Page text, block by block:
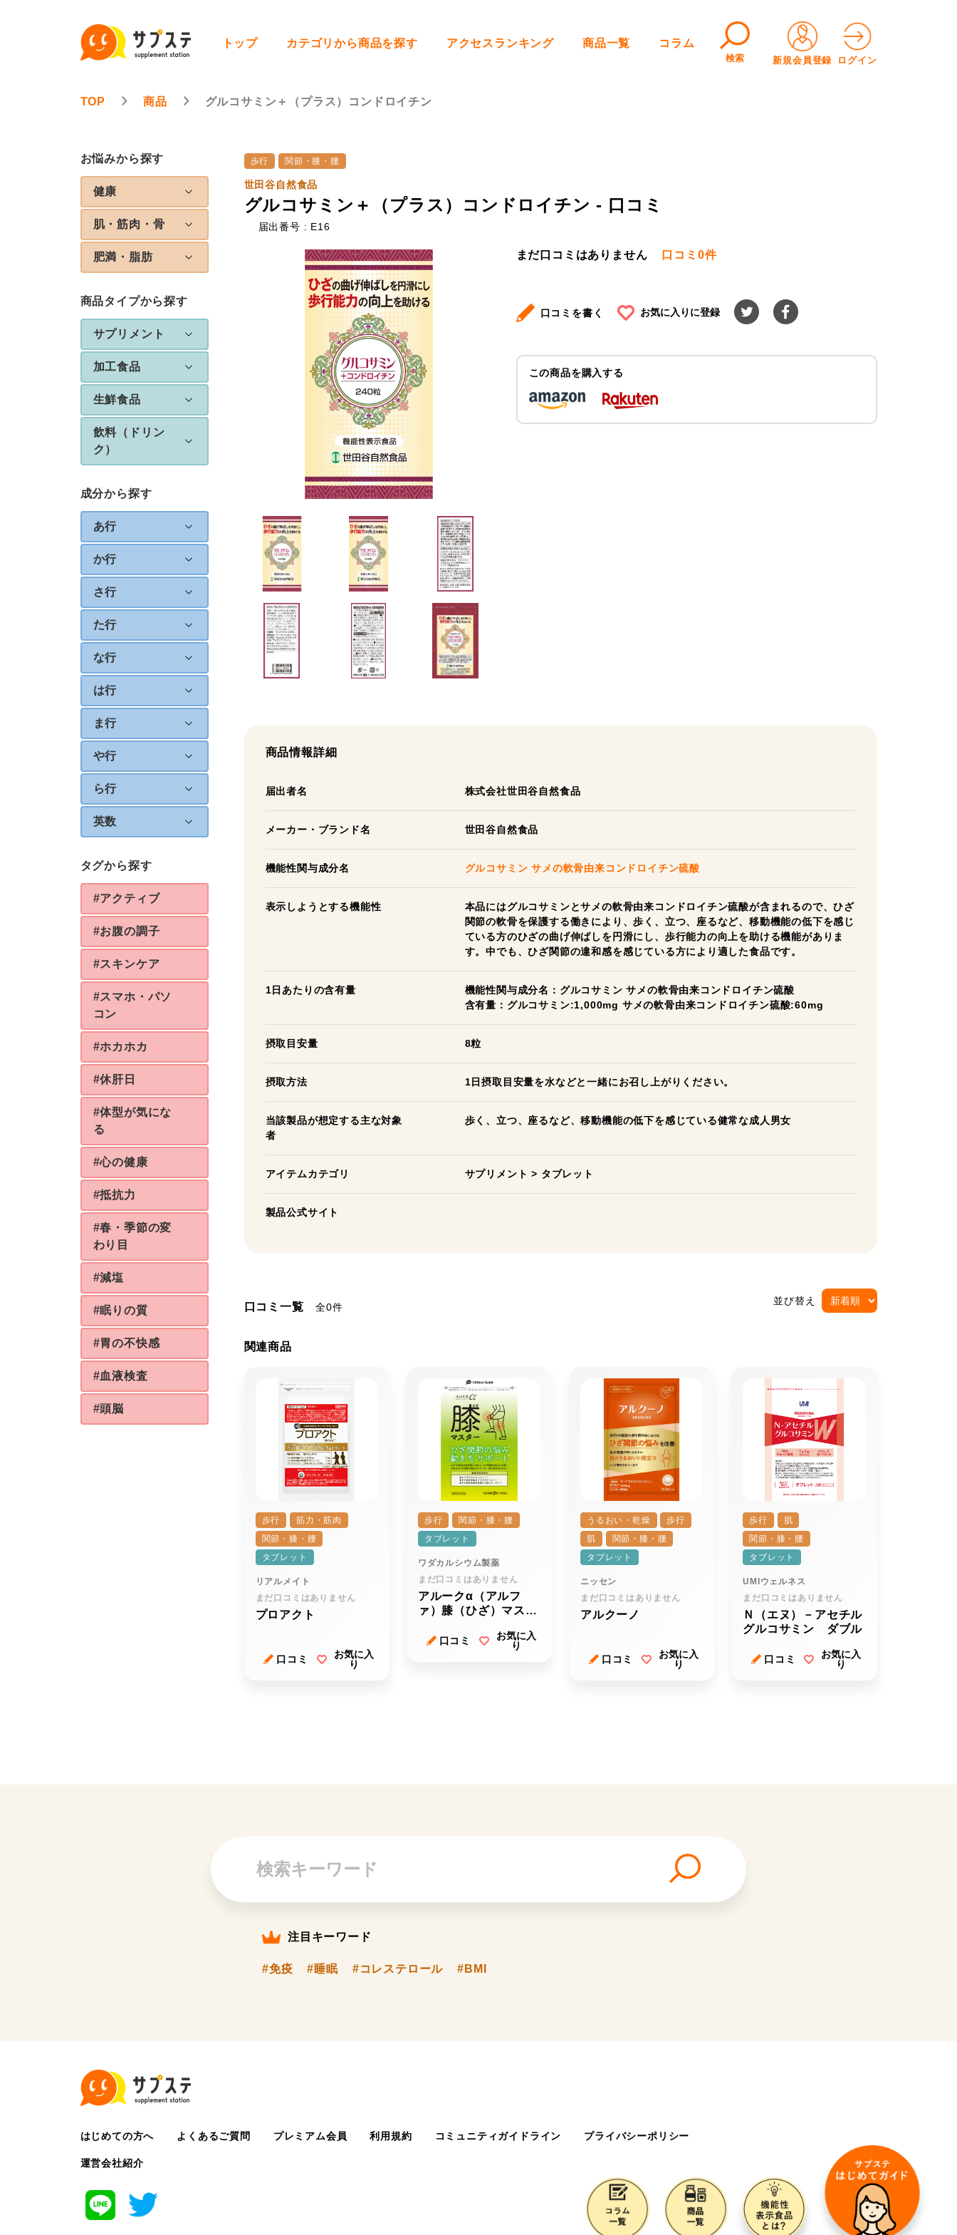
トップ カテゴリから商品を探す アクセスランキング 商品一覧 コラム
検索 新規会員登録 ログイン
TOP 商品 グルコサミン＋（プラス）コンドロイチン
お悩みから探す
健康
肌・筋肉・骨
肥満・脂肪
商品タイプから探す
サプリメント
加工食品
生鮮食品
飲料（ドリン
ク）
成分から探す
あ行
か行
さ行
た行
な行
は行
ま行
や行
ら行
英数
タグから探す
#アクティブ
#お腹の調子
#スキンケア
#スマホ・パソ
コン
#ホカホカ
#休肝日
#体型が気にな
る
#心の健康
#抵抗力
#春・季節の変
わり目
#減塩
#眠りの質
#胃の不快感
#血液検査
#頭脳
歩行 関節・膝・腰
世田谷自然食品
グルコサミン＋（プラス）コンドロイチン - 口コミ
届出番号 : E16
まだ口コミはありません 口コミ 0件
口コミを書く お気に入りに登録
この商品を購入する
商品情報詳細
届出者名 株式会社世田谷自然食品
メーカー・ブランド名 世田谷自然食品
機能性関与成分名 グルコサミン サメの軟骨由来コンドロイチン硫酸
表示しようとする機能性
本品にはグルコサミンとサメの軟骨由来コンドロイチン硫酸が含まれるので、ひざ
関節の軟骨を保護する働きにより、歩く、立つ、座るなど、移動機能の低下を感じ
ている方のひざの曲げ伸ばしを円滑にし、歩行能力の向上を助ける機能がありま
す。中でも、ひざ関節の違和感を感じている方により適した食品です。
1日あたりの含有量
機能性関与成分名：グルコサミン サメの軟骨由来コンドロイチン硫酸
含有量：グルコサミン:1,000mg サメの軟骨由来コンドロイチン硫酸:60mg
摂取目安量 8粒
摂取方法 1日摂取目安量を水などと一緒にお召し上がりください。
当該製品が想定する主な対象
者
歩く、立つ、座るなど、移動機能の低下を感じている健常な成人男女
アイテムカテゴリ サプリメント > タブレット
製品公式サイト
口コミ一覧 全0件
並び替え
関連商品
歩行
筋力・筋肉
関節・膝・腰
タブレット
リアルメイト
まだ口コミはありません
プロアクト
口コミ
お気に入
り
歩行
関節・膝・腰
タブレット
ワダカルシウム製薬
まだ口コミはありません
アルークα（アルフ
ァ）膝（ひざ）マスタ
口コミ
お気に入
り
うるおい・乾燥
歩行
肌
関節・膝・腰
タブレット
ニッセン
まだ口コミはありません
アルクーノ
口コミ
お気に入
り
歩行
肌
関節・膝・腰
タブレット
UMIウェルネス
まだ口コミはありません
Ｎ（エヌ）－アセチル
グルコサミン ダブル
口コミ
お気に入
り
注目キーワード
#免疫 #睡眠 #コレステロール #BMI
はじめての方へ よくあるご質問 プレミアム会員 利用規約 コミュニティガイドライン プライバシーポリシー
運営会社紹介